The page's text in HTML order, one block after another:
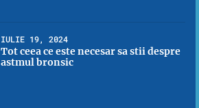
IULIE 19, 2024
Tot ceea ce este necesar sa stii despre
astmul bronsic